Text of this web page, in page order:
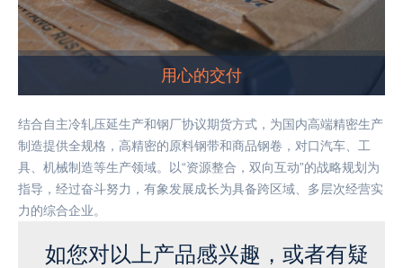
用心的交付
结合自主冷轧压延生产和钢厂协议期货方式，为国内高端精密生产
制造提供全规格，高精密的原料钢带和商品钢卷，对口汽车、工
具、机械制造等生产领域。以“资源整合，双向互动”的战略规划为
指导，经过奋斗努力，有象发展成长为具备跨区域、多层次经营实
力的综合企业。
如您对以上产品感兴趣，或者有疑